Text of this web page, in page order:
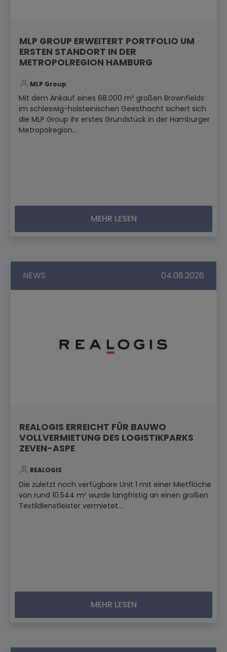
MLP GROUP ERWEITERT PORTFOLIO UM
ERSTEN STANDORT IN DER
METROPOLREGION HAMBURG
MLP Group
Mit dem Ankauf eines 68.000 m² großen Brownfields
im schleswig-holsteinischen Geesthacht sichert sich
die MLP Group ihr erstes Grundstück in der Hamburger
Metropolregion...
MEHR LESEN
NEWS 04.08.2026
REALOGIS ERREICHT FÜR BAUWO
VOLLVERMIETUNG DES LOGISTIKPARKS
ZEVEN-ASPE
REALOGIS
Die zuletzt noch verfügbare Unit 1 mit einer Mietfläche
von rund 10.544 m² wurde langfristig an einen großen
Textildienstleister vermietet....
MEHR LESEN